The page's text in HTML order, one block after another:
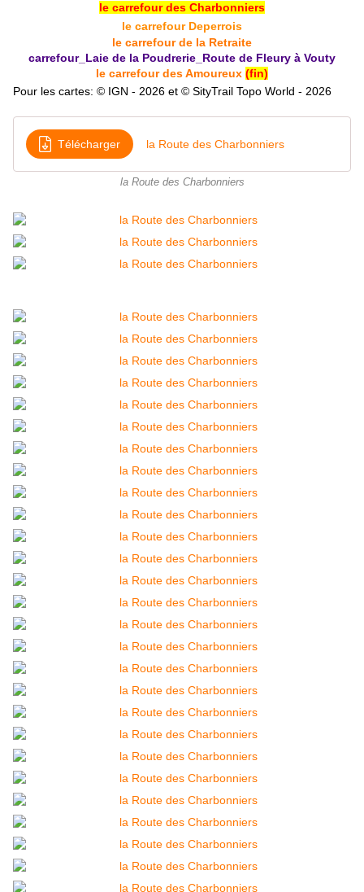
le carrefour des Charbonniers
le carrefour Deperrois
le carrefour de la Retraite
carrefour_Laie de la Poudrerie_Route de Fleury à Vouty
le carrefour des Amoureux (fin)
Pour les cartes: © IGN - 2026 et © SityTrail Topo World - 2026
Télécharger la Route des Charbonniers
la Route des Charbonniers